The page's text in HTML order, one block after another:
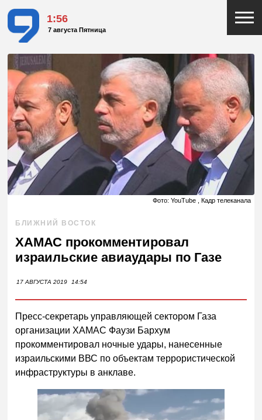
1:56
7 августа Пятница
Фото: YouTube , Кадр телеканала
БЛИЖНИЙ ВОСТОК
ХАМАС прокомментировал
израильские авиаудары по Газе
17 АВГУСТА 2019 14:54
Пресс-секретарь управляющей сектором Газа
организации ХАМАС Фаузи Бархум
прокомментировал ночные удары, нанесенные
израильскими ВВС по объектам террористической
инфраструктуры в анклаве.